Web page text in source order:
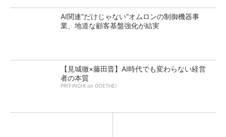
AI関連“だけじゃない”オムロンの制御機器事
業、地道な顧客基盤強化が結実
【見城徹×藤田晋】AI時代でも変わらない経営
者の本質
PR(FINCHI on GOETHE)